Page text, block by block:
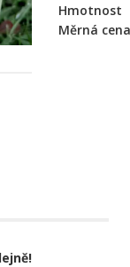
Hmotnost
Měrná cena